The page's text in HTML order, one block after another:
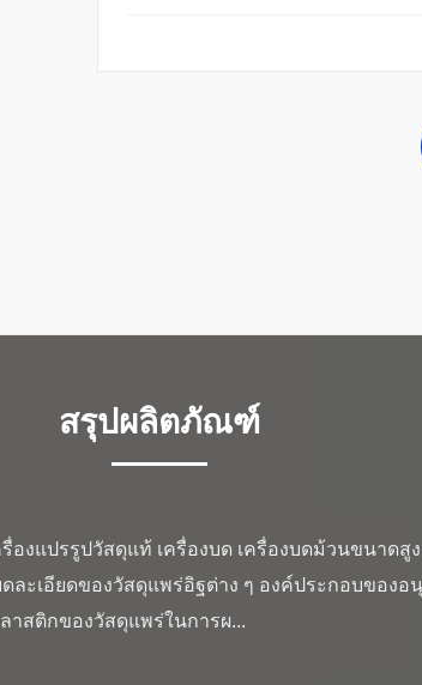
สรุปผลิตภัณฑ์
องแปรรูปวัสดุแท้ เครื่องบด เครื่องบดม้วนขนาด
ละเอียดของวัสดุแพร่อิฐต่าง ๆ องค์ประกอบของ